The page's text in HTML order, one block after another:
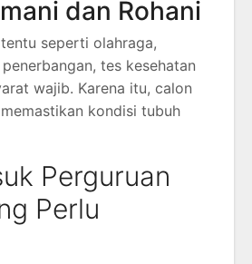
dan Rohani
seperti olahraga,
tes kesehatan
wajib. Karena itu, calon
kondisi tubuh
Perguruan
Perlu